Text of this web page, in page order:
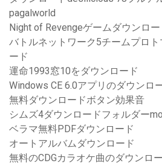
pagalworld
Night of Revengeゲームダウンロ
バトルネットワーク5チームプロ
ード
運命1993窓10をダウンロード
Windows CE 6.0アプリのダウンロ
無料ダウンロードボタン効果音
シムズ4ダウンロードフォルダー
ベラマ無料PDFダウンロード
オートアルバムダウンロード
無料のCDGカラオケ曲のダウンロ